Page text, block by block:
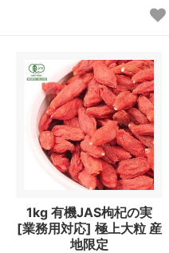
1kg 有機JAS枸杞の実
[業務用対応] 極上大粒 産
地限定